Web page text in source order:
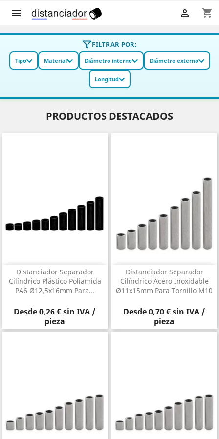
 shopping_cart

FILTRAR POR:
Tipo Material Diámetro interno Diámetro externo
Longitud
PRODUCTOS DESTACADOS
Distanciador Separador
Cilíndrico Plástico Poliamida
PA6 Ø12,5x16mm Para...
Precio
Desde0,26 €sin IVA /
pieza
Distanciador Separador
Cilíndrico Acero Inoxidable
Ø11x15mm Para Tornillo M10
Precio
Desde0,70 €sin IVA /
pieza